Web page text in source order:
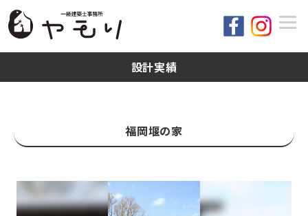
設計実績
福岡堰の家